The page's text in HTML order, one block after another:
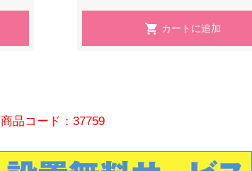
商品コード：37759